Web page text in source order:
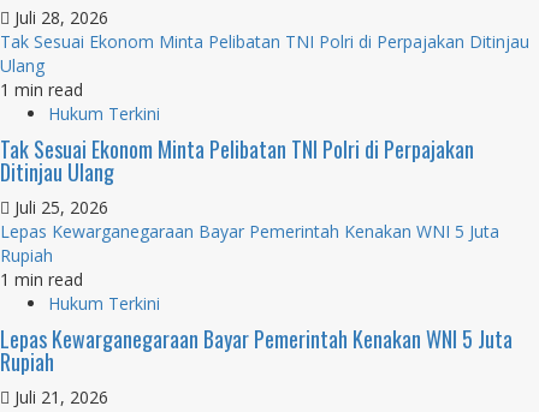
Juli 28, 2026
Tak Sesuai Ekonom Minta Pelibatan TNI Polri di Perpajakan Ditinjau
Ulang
1 min read
Hukum Terkini
Tak Sesuai Ekonom Minta Pelibatan TNI Polri di Perpajakan
Ditinjau Ulang
Juli 25, 2026
Lepas Kewarganegaraan Bayar Pemerintah Kenakan WNI 5 Juta
Rupiah
1 min read
Hukum Terkini
Lepas Kewarganegaraan Bayar Pemerintah Kenakan WNI 5 Juta
Rupiah
Juli 21, 2026